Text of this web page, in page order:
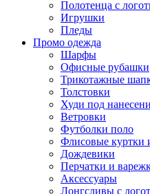
Полотенца с
Игрушки
Пледы
Промо одежда
Шарфы
Офисные рубашки
Трикотажные
Толстовки
Худи под
Ветровки
Футболки поло
Флисовые куртки
Дождевики
Перчатки и
Аксессуары
Лонгсливы с